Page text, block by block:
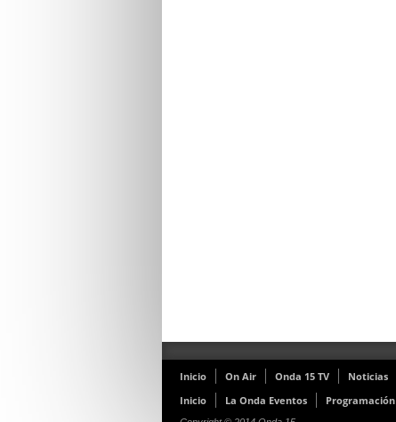
Inicio On Air Onda 15 TV Noticias
Inicio
La Onda Eventos Programación